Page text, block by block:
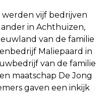
vijf bedrijven
in Achthuizen,
van de familie
Maliepaard in
van de familie
maatschap De Jong
gaven een inkijk